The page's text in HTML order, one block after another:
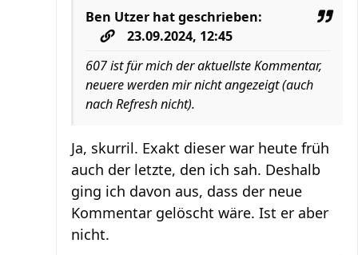
Ben Utzer hat geschrieben:
23.09.2024, 12:45
607 ist für mich der aktuellste Kommentar,
neuere werden mir nicht angezeigt (auch
nach Refresh nicht).
Ja, skurril. Exakt dieser war heute früh
auch der letzte, den ich sah. Deshalb
ging ich davon aus, dass der neue
Kommentar gelöscht wäre. Ist er aber
nicht.